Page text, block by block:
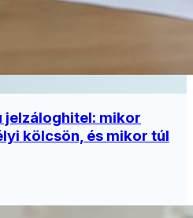
jelzáloghitel: mikor
kölcsön, és mikor túl